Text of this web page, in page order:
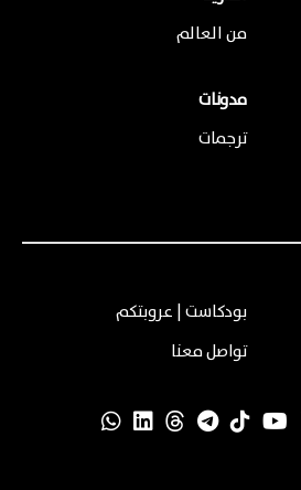
من العالم
مدونات
ترجمات
بودكاست | عروبتكم
تواصل معنا